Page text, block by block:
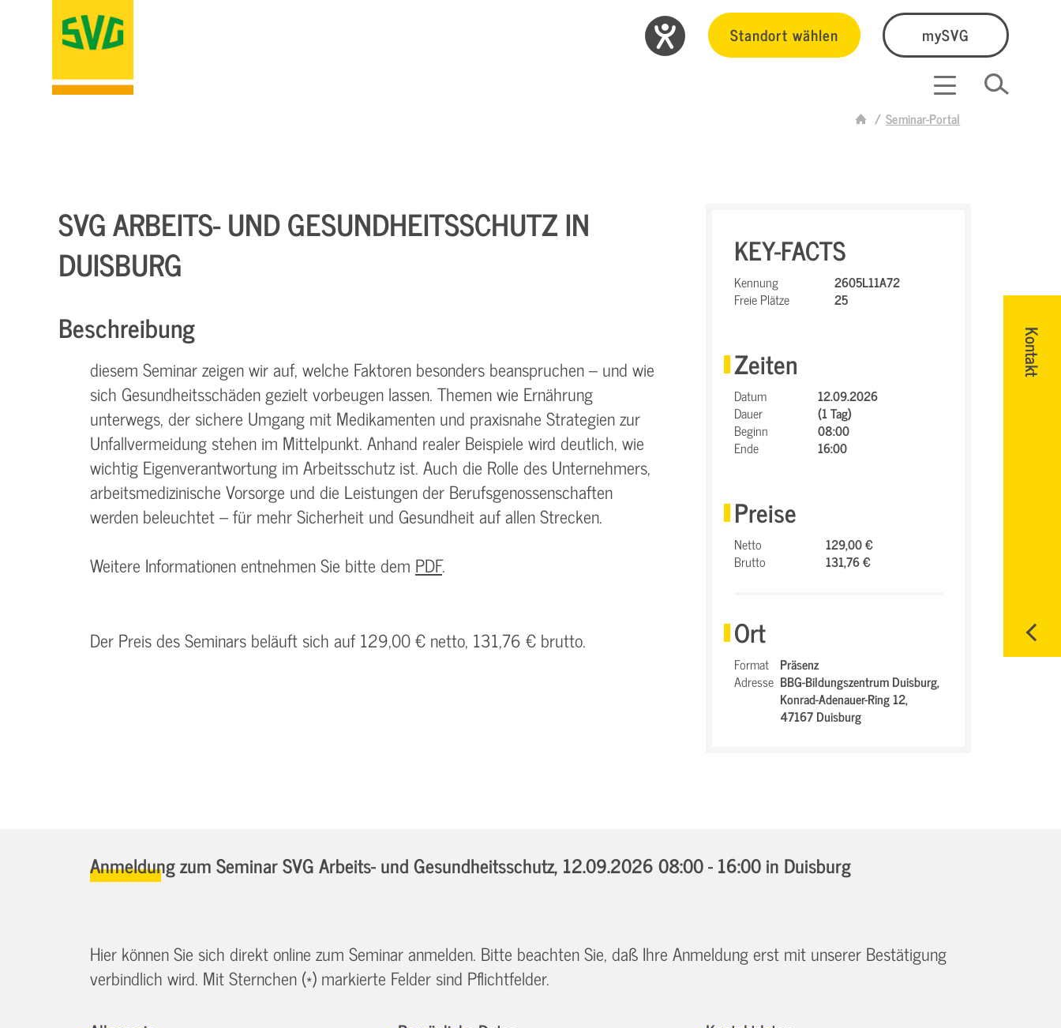
Standort wählen mySVG
Seminar-Portal
Kontakt
SVG ARBEITS- UND GESUNDHEITSSCHUTZ IN
DUISBURG
Beschreibung
diesem Seminar zeigen wir auf, welche Faktoren besonders beanspruchen – und wie
sich Gesundheitsschäden gezielt vorbeugen lassen. Themen wie Ernährung
unterwegs, der sichere Umgang mit Medikamenten und praxisnahe Strategien zur
Unfallvermeidung stehen im Mittelpunkt. Anhand realer Beispiele wird deutlich, wie
wichtig Eigenverantwortung im Arbeitsschutz ist. Auch die Rolle des Unternehmers,
arbeitsmedizinische Vorsorge und die Leistungen der Berufsgenossenschaften
werden beleuchtet – für mehr Sicherheit und Gesundheit auf allen Strecken.
Weitere Informationen entnehmen Sie bitte dem PDF.
Der Preis des Seminars beläuft sich auf 129,00 € netto, 131,76 € brutto.
KEY-FACTS
Kennung
2605L11A72
Freie Plätze
25
Zeiten
Datum
12.09.2026
Dauer
(1 Tag)
Beginn
08:00
Ende
16:00
Preise
Netto
129,00 €
Brutto
131,76 €
Ort
Format Präsenz
Adresse BBG-Bildungszentrum Duisburg,
Konrad-Adenauer-Ring 12,
47167 Duisburg
Anmeldung zum Seminar SVG Arbeits- und Gesundheitsschutz, 12.09.2026 08:00 - 16:00in Duisburg
Hier können Sie sich direkt online zum Seminar anmelden. Bitte beachten Sie, daß Ihre Anmeldung erst mit unserer Bestätigung
verbindlich wird. Mit Sternchen (*) markierte Felder sind Pflichtfelder.